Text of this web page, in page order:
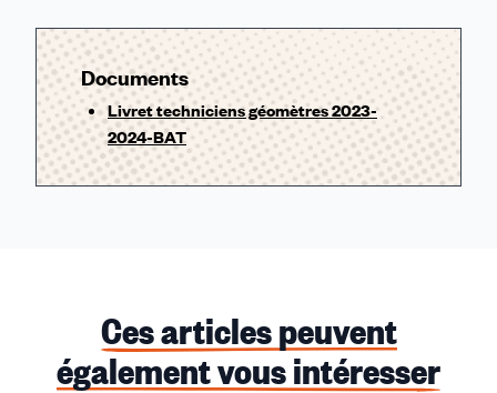
Documents
Livret techniciens géomètres 2023-
2024-BAT
Ces articles peuvent
également vous intéresser